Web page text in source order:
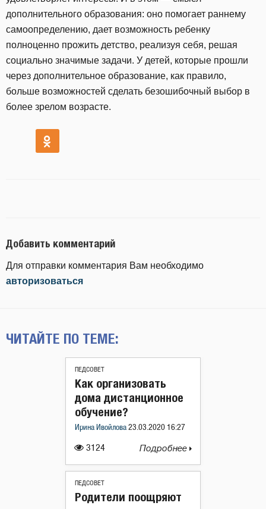
дополнительного образования: оно помогает раннему
самоопределению, дает возможность ребенку
полноценно прожить детство, реализуя себя, решая
социально значимые задачи. У детей, которые прошли
через дополнительное образование, как правило,
больше возможностей сделать безошибочный выбор в
более зрелом возрасте.
Добавить комментарий
Для отправки комментария Вам необходимо
авторизоваться
ЧИТАЙТЕ ПО ТЕМЕ:
ПЕДСОВЕТ
3124
Как организовать
дома дистанционное
обучение?
Ирина Ивойлова 23.03.2020 16:27
Подробнее
ПЕДСОВЕТ
Родители поощряют